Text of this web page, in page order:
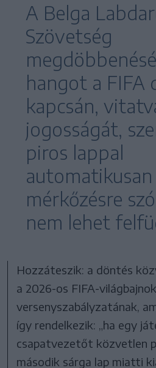
A Belga
Szövetség
hangot a FIFA
kapcsán,
jogosságát,
piros lappal
mérkőzésre
nem lehet
Hozzáteszik: a döntés
a 2026-os FIFA-
versenyszabályzatának,
így rendelkezik: „ha egy
csapatvezetőt közvetlen
második sárga lap miatti